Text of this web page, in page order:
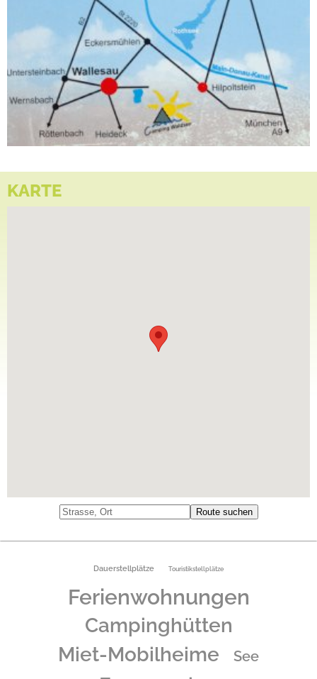
KARTE
Dauerstellplätze Touristikstellplätze
Ferienwohnungen
Campinghütten
Miet-Mobilheime See